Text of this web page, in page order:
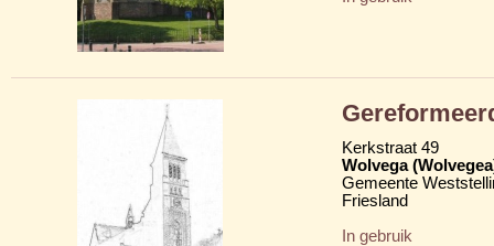
Kerkstraat 49
Wolvega
Gemeente
Friesland
In gebruik